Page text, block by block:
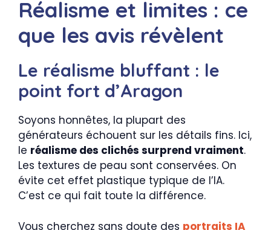
Réalisme et limites : ce
que les avis révèlent
Le réalisme bluffant : le
point fort d’Aragon
Soyons honnêtes, la plupart des
générateurs échouent sur les détails fins. Ici,
le réalisme des clichés surprend vraiment.
Les textures de peau sont conservées. On
évite cet effet plastique typique de l’IA.
C’est ce qui fait toute la différence.
Vous cherchez sans doute des portraits IA